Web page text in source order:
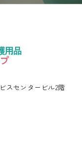
スセンタービル2階